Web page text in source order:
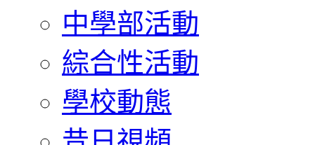
中學部活動
綜合性活動
學校動態